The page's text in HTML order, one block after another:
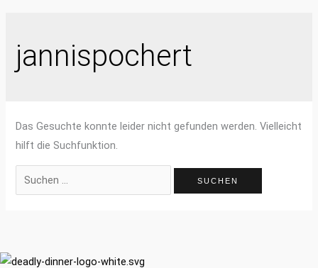
jannispochert
Das Gesuchte konnte leider nicht gefunden werden. Vielleicht
hilft die Suchfunktion.